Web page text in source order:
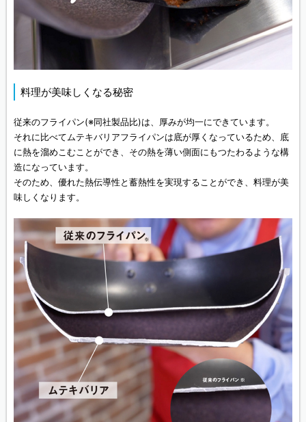
料理が美味しくなる秘密
従来のフライパン(※同社製品比)は、厚みが均一にできています。
それに比べてムテキバリアフライパンは底が厚くなっているため、底
に熱を溜めこむことができ、その熱を薄い側面にもつたわるような構
造になっています。
そのため、優れた熱伝導性と蓄熱性を実現することができ、料理が美
味しくなります。